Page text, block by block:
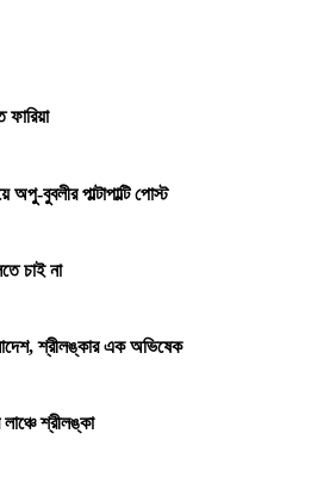
বুবলীর পাল্টাপাল্টি পোস্ট
চাই না
শ্রীলঙ্কার এক অভিষেক
শ্রীলঙ্কা